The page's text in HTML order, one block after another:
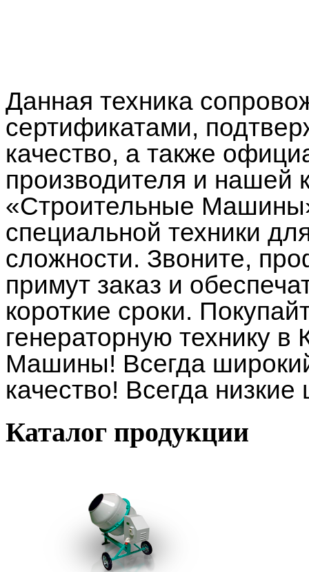
Данная техника
сертификатами,
качество, а также
производителя и нашей
«Строительные
специальной техники
сложности. Звоните,
примут заказ и
короткие сроки.
генераторную технику
Машины! Всегда
качество! Всегда
Каталог продукции